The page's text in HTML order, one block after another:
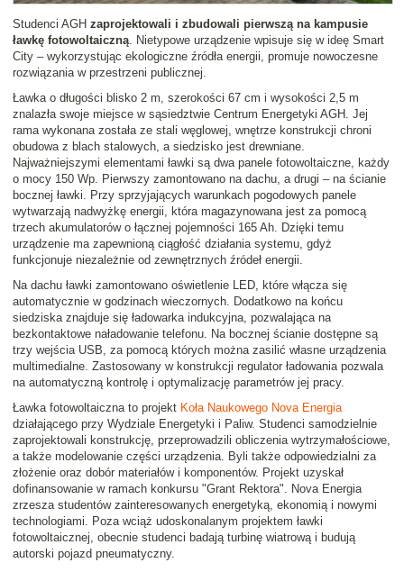
Studenci AGH zaprojektowali i zbudowali pierwszą na kampusie
ławkę fotowoltaiczną. Nietypowe urządzenie wpisuje się w ideę Smart
City – wykorzystując ekologiczne źródła energii, promuje nowoczesne
rozwiązania w przestrzeni publicznej.
Ławka o długości blisko 2 m, szerokości 67 cm i wysokości 2,5 m
znalazła swoje miejsce w sąsiedztwie Centrum Energetyki AGH. Jej
rama wykonana została ze stali węglowej, wnętrze konstrukcji chroni
obudowa z blach stalowych, a siedzisko jest drewniane.
Najważniejszymi elementami ławki są dwa panele fotowoltaiczne, każdy
o mocy 150 Wp. Pierwszy zamontowano na dachu, a drugi – na ścianie
bocznej ławki. Przy sprzyjających warunkach pogodowych panele
wytwarzają nadwyżkę energii, która magazynowana jest za pomocą
trzech akumulatorów o łącznej pojemności 165 Ah. Dzięki temu
urządzenie ma zapewnioną ciągłość działania systemu, gdyż
funkcjonuje niezależnie od zewnętrznych źródeł energii.
Na dachu ławki zamontowano oświetlenie LED, które włącza się
automatycznie w godzinach wieczornych. Dodatkowo na końcu
siedziska znajduje się ładowarka indukcyjna, pozwalająca na
bezkontaktowe naładowanie telefonu. Na bocznej ścianie dostępne są
trzy wejścia USB, za pomocą których można zasilić własne urządzenia
multimedialne. Zastosowany w konstrukcji regulator ładowania pozwala
na automatyczną kontrolę i optymalizację parametrów jej pracy.
Ławka fotowoltaiczna to projekt Koła Naukowego Nova Energia
działającego przy Wydziale Energetyki i Paliw. Studenci samodzielnie
zaprojektowali konstrukcję, przeprowadzili obliczenia wytrzymałościowe,
a także modelowanie części urządzenia. Byli także odpowiedzialni za
złożenie oraz dobór materiałów i komponentów. Projekt uzyskał
dofinansowanie w ramach konkursu "Grant Rektora". Nova Energia
zrzesza studentów zainteresowanych energetyką, ekonomią i nowymi
technologiami. Poza wciąż udoskonalanym projektem ławki
fotowoltaicznej, obecnie studenci badają turbinę wiatrową i budują
autorski pojazd pneumatyczny.